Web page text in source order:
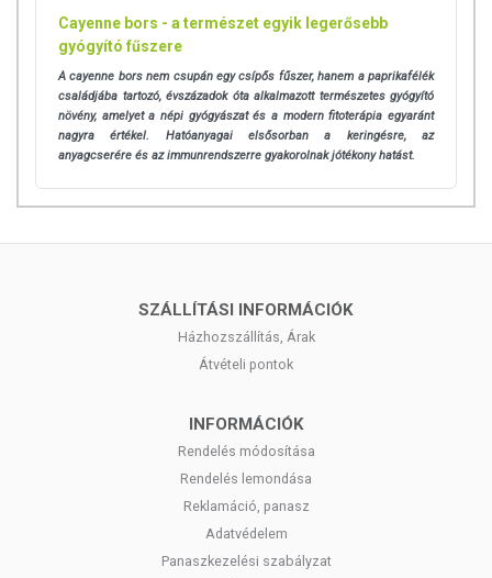
Cayenne bors - a természet egyik legerősebb
gyógyító fűszere
A cayenne bors nem csupán egy csípős fűszer, hanem a paprikafélék
családjába tartozó, évszázadok óta alkalmazott természetes gyógyító
növény, amelyet a népi gyógyászat és a modern fitoterápia egyaránt
nagyra értékel. Hatóanyagai elsősorban a keringésre, az
anyagcserére és az immunrendszerre gyakorolnak jótékony hatást.
SZÁLLÍTÁSI INFORMÁCIÓK
Házhozszállítás, Árak
Átvételi pontok
INFORMÁCIÓK
Rendelés módosítása
Rendelés lemondása
Reklamáció, panasz
Adatvédelem
Panaszkezelési szabályzat